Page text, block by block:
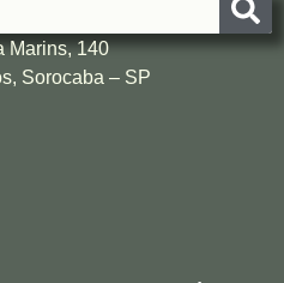
Marins, 140
Sorocaba – SP